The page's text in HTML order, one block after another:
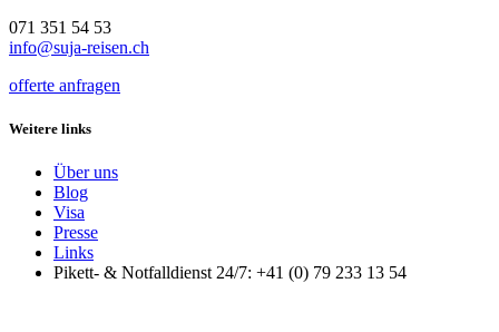
071 351 54 53
info@suja-reisen.ch
offerte anfragen
Weitere links
Über uns
Blog
Visa
Presse
Links
Pikett- & Notfalldienst 24/7: +41 (0) 79 233 13 54